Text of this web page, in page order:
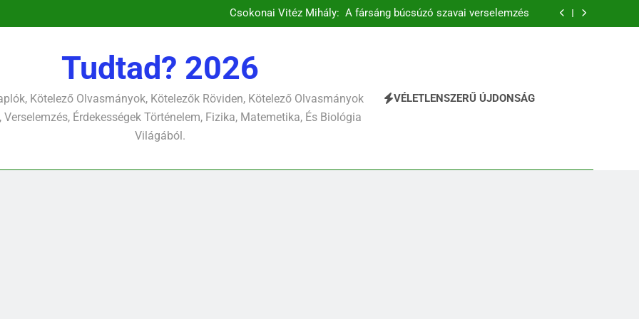
Csokonai Vitéz Mihály: A Dugonics oszlopa verselemzés
Csokonai Vitéz Mihály: A Duna nimfája verselemzés
Csokonai Vitéz Mihály: A Dugonics oszlopa verselemzés
Tudtad? 2026
Kötelező Olvasmányok, Kötelezők Röviden, Kötelező Olvasmányok
Verselemzés, Érdekességek Történelem, Fizika, Matemetika, És Biológia
Világából.
VÉLETLENSZERŰ ÚJDONSÁG